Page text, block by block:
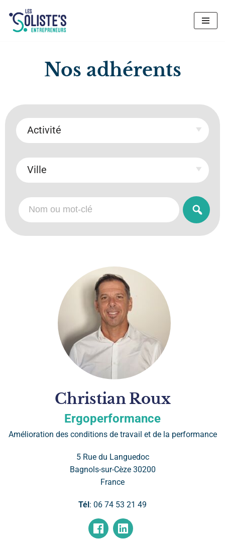
Aller
Nos adhérents
Activité
Ville
Christian Roux
Ergoperformance
Amélioration des conditions de travail et de la performance
5 Rue du Languedoc
Bagnols-sur-Cèze 30200
France
Tél: 06 74 53 21 49